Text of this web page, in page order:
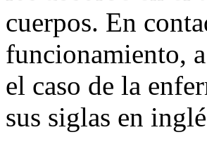
cuerpos. En
funcionamiento,
el caso de la
sus siglas en